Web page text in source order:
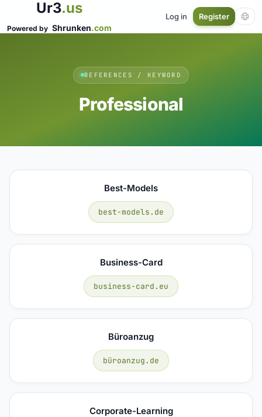
Ur3.us
Powered by Shrunken.com
Log in Register
REFERENCES / KEYWORD
Professional
Best-Models
best-models.de
Business-Card
business-card.eu
Büroanzug
büroanzug.de
Corporate-Learning